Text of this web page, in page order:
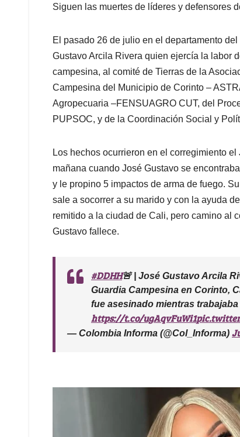
A
p
o
k
d
n
d
Siguen las muertes de líderes y defensores
El pasado 26 de julio en el departamento
Gustavo Arcila Rivera quien ejercía la labor
campesina, al comité de Tierras de la
Campesina del Municipio de Corinto –
Agropecuaria –FENSUAGRO CUT, del
PUPSOC, y de la Coordinación Social y
Los hechos ocurrieron en el corregimiento
mañana cuando José Gustavo se
y le propino 5 impactos de arma de fuego.
sale a socorrer a su marido y con la ayuda
remitido a la ciudad de Cali, pero camino al
Gustavo fallece.
#DDHH🚨 | José Gustavo Arcila
Guardia Campesina en Corinto,
fue asesinado mientras trabajaba
https://t.co/ugAqvFuWi1
— Colombia Informa (@Col_Informa)